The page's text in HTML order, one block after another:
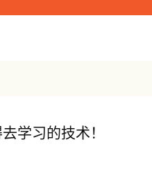
学习的技术！